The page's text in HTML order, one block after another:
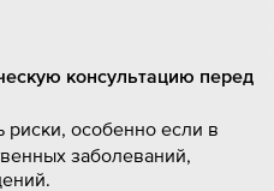
консультацию перед
риски, особенно если в
заболеваний,